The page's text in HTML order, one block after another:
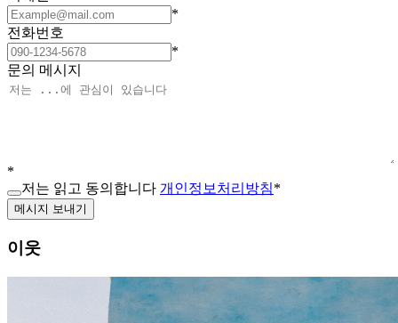
*
전화번호
*
문의 메시지
*
저는 읽고 동의합니다 개인정보처리방침*
메시지 보내기
이웃